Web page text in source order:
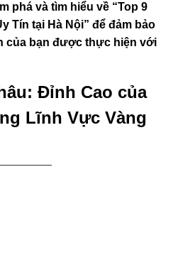
phá và tìm hiểu về “Top 9
Tín tại Hà Nội” để đảm bảo
của bạn được thực hiện với
Đỉnh Cao của
Lĩnh Vực Vàng